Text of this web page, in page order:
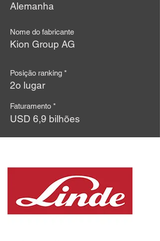
Alemanha
Nome do fabricante
Kion Group AG
Posição ranking *
2o lugar
Faturamento *
USD 6,9 bilhões